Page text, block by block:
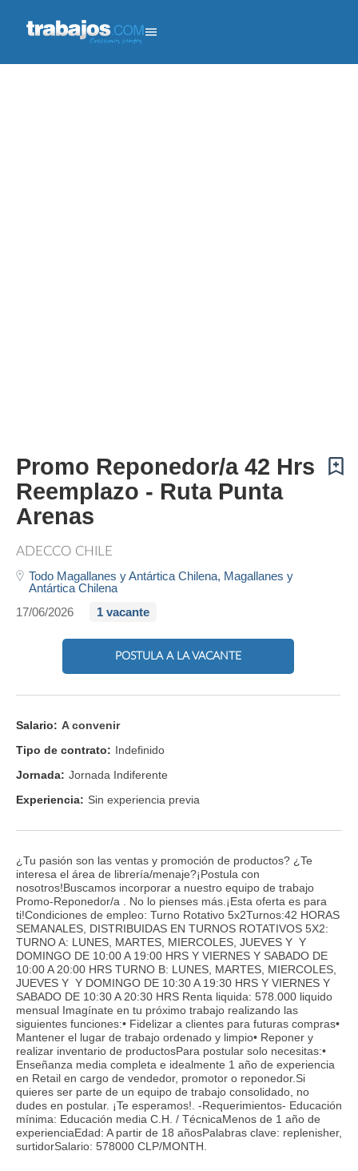
Promo Reponedor/a 42 Hrs
Reemplazo - Ruta Punta
Arenas
ADECCO CHILE
Todo Magallanes y Antártica Chilena, Magallanes y
Antártica Chilena
17/06/2026
1 vacante
POSTULA A LA VACANTE
Salario: A convenir
Tipo de contrato: Indefinido
Jornada: Jornada Indiferente
Experiencia: Sin experiencia previa
¿Tu pasión son las ventas y promoción de productos? ¿Te
interesa el área de librería/menaje?¡Postula con
nosotros!Buscamos incorporar a nuestro equipo de trabajo
Promo-Reponedor/a . No lo pienses más.¡Esta oferta es para
ti!Condiciones de empleo: Turno Rotativo 5x2Turnos:42 HORAS
SEMANALES, DISTRIBUIDAS EN TURNOS ROTATIVOS 5X2:
TURNO A: LUNES, MARTES, MIERCOLES, JUEVES Y Y
DOMINGO DE 10:00 A 19:00 HRS Y VIERNES Y SABADO DE
10:00 A 20:00 HRS TURNO B: LUNES, MARTES, MIERCOLES,
JUEVES Y Y DOMINGO DE 10:30 A 19:30 HRS Y VIERNES Y
SABADO DE 10:30 A 20:30 HRS Renta liquida: 578.000 liquido
mensual Imagínate en tu próximo trabajo realizando las
siguientes funciones:• Fidelizar a clientes para futuras compras•
Mantener el lugar de trabajo ordenado y limpio• Reponer y
realizar inventario de productosPara postular solo necesitas:•
Enseñanza media completa e idealmente 1 año de experiencia
en Retail en cargo de vendedor, promotor o reponedor.Si
quieres ser parte de un equipo de trabajo consolidado, no
dudes en postular. ¡Te esperamos!. -Requerimientos- Educación
mínima: Educación media C.H. / TécnicaMenos de 1 año de
experienciaEdad: A partir de 18 añosPalabras clave: replenisher,
surtidorSalario: 578000 CLP/MONTH.